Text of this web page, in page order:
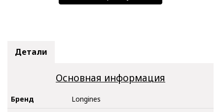
Детали
Основная информация
Бренд
Longines